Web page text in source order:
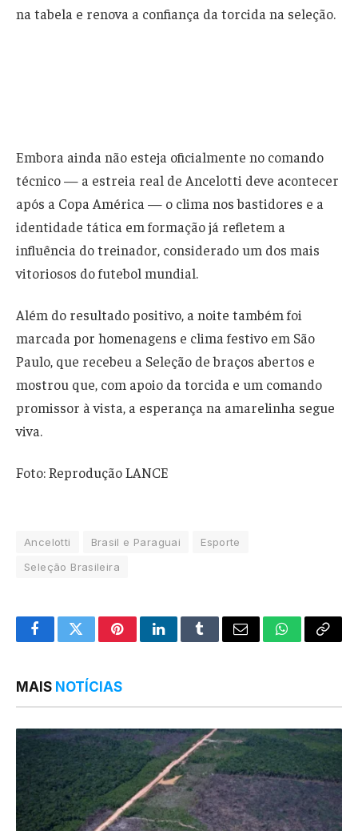
na tabela e renova a confiança da torcida na seleção.
Embora ainda não esteja oficialmente no comando
técnico — a estreia real de Ancelotti deve acontecer
após a Copa América — o clima nos bastidores e a
identidade tática em formação já refletem a
influência do treinador, considerado um dos mais
vitoriosos do futebol mundial.
Além do resultado positivo, a noite também foi
marcada por homenagens e clima festivo em São
Paulo, que recebeu a Seleção de braços abertos e
mostrou que, com apoio da torcida e um comando
promissor à vista, a esperança na amarelinha segue
viva.
Foto: Reprodução LANCE
Ancelotti Brasil e Paraguai
Esporte
Seleção Brasileira
FacebookTwitterPinterestLinkedInTumblrEmail WhatsApp
Copy
MAIS NOTÍCIAS